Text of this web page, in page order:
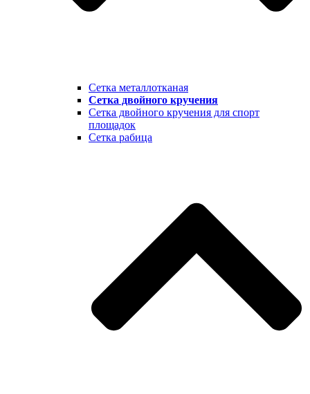
Сетка металлотканая
Сетка двойного кручения
Сетка двойного кручения для спорт
площадок
Сетка рабица